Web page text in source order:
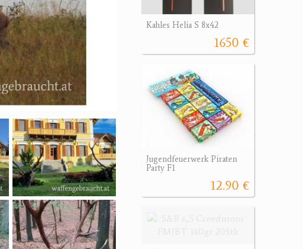
Kahles Helia S 8x42
1650 €
Jugendfeuerwerk Piraten
Party F1
12.90 €